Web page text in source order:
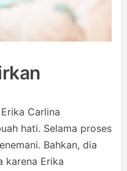
Carlina
hati. Selama proses
Bahkan, dia
karena Erika